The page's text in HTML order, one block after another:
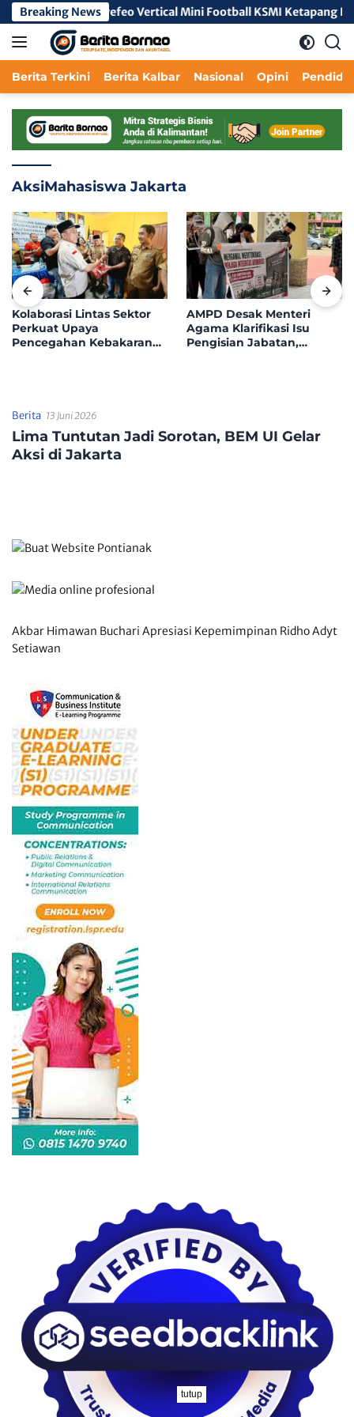
Langsung
ke
konten
Breaking NewsFivefeo Vertical Mini Football KSMI Ketapang
Berita Terkini Berita Kalbar Nasional Opini
AksiMahasiswa Jakarta
Kolaborasi Lintas Sektor
Perkuat Upaya
Pencegahan Kebakaran
AMPD Desak Menteri
Agama Klarifikasi Isu
Pengisian Jabatan,
Berita 13 Juni 2026
Lima Tuntutan Jadi Sorotan, BEM UI Gelar
Aksi di Jakarta
Akbar Himawan Buchari Apresiasi Kepemimpinan Ridho Adyt
Setiawan
tutup